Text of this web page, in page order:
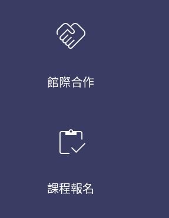
handshake
館際合作
inventory
課程報名